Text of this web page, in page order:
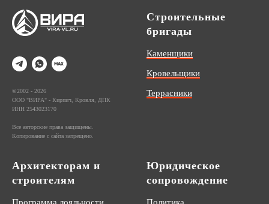
©2002 - 2026
ООО "ВИРА" - Кирпич, Кровля, ДПК
ИНН 2543023170
Все авторские права защищены.
Копирование с сайта запрещено.
Строительные
бригады
Каменщики
Кровельщики
Террасники
Архитекторам и
строителям
Программа лояльности
Юридическое
сопровождение
Политика